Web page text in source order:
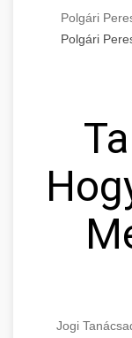
Polgári
Polgári
Jogi